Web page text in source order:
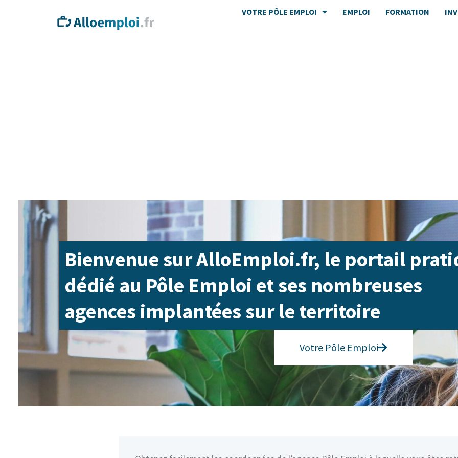
VOTRE PÔLE EMPLOI EMPLOI FORMATION
Bienvenue sur AlloEmploi.fr, le portail
dédié au Pôle Emploi et ses nombreuses
agences implantées sur le territoire
Votre Pôle Emploi